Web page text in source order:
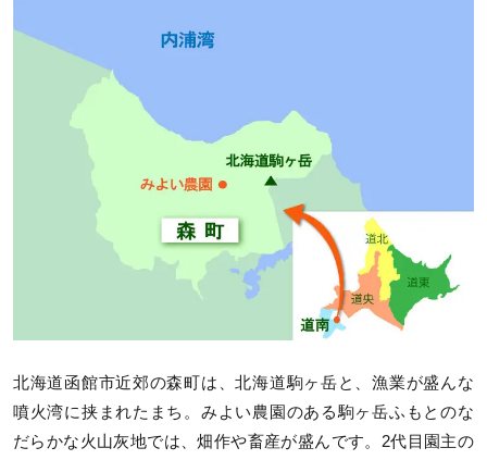
北海道函館市近郊の森町は、北海道駒ヶ岳と、漁業が盛んな
噴火湾に挟まれたまち。みよい農園のある駒ヶ岳ふもとのな
だらかな火山灰地では、畑作や畜産が盛んです。2代目園主の